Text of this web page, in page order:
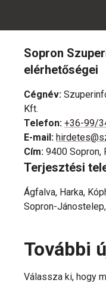
Sopron
elérhetőségei
Cégnév:
Kft.
Telefon: +36-99/
E-mail:
Cím: 9400 Sopron,
Terjesztési
Ágfalva, Harka,
Sopron-
További
Válassza ki, hogy